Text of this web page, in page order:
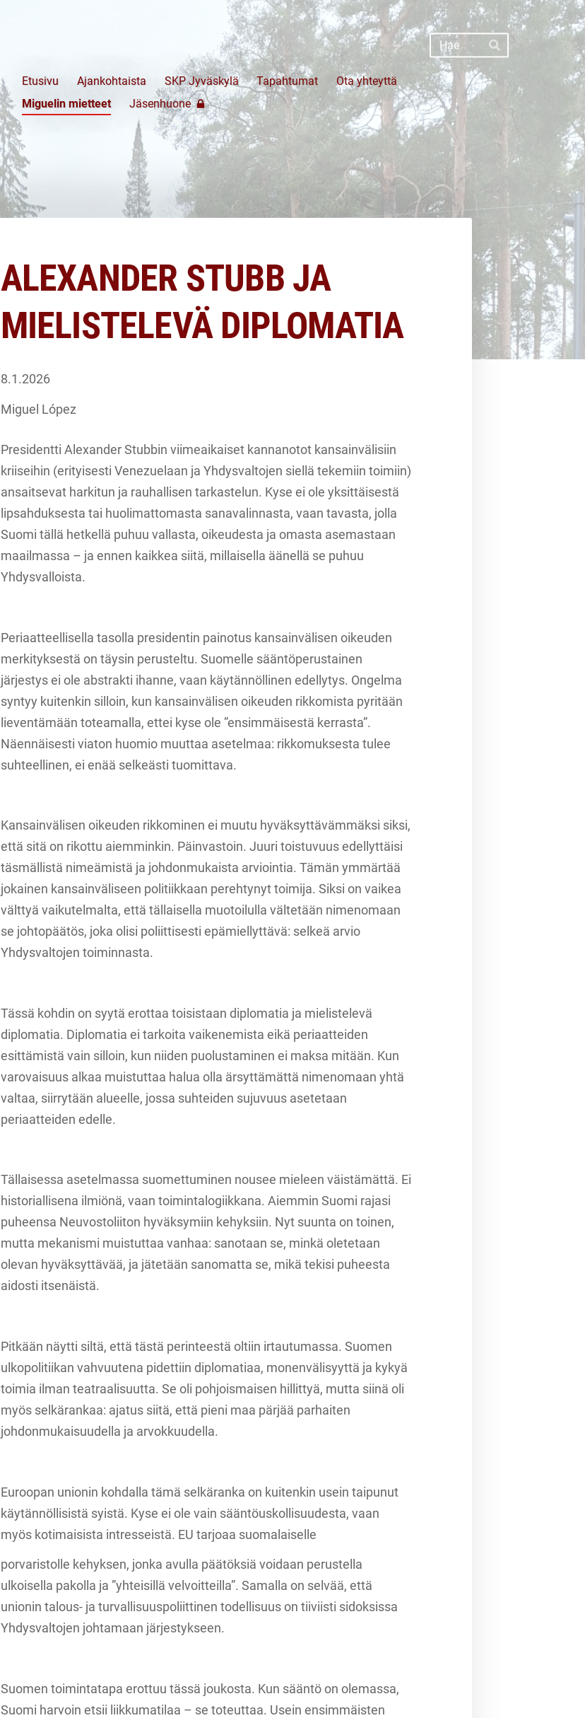
Haku
Hae
Etusivu Ajankohtaista SKP Jyväskylä Tapahtumat
Ota yhteyttä
Miguelin mietteet
Jäsenhuone
ALEXANDER STUBB JA
MIELISTELEVÄ DIPLOMATIA
8.1.2026
Miguel López
Presidentti Alexander Stubbin viimeaikaiset kannanotot kansainvälisiin
kriiseihin (erityisesti Venezuelaan ja Yhdysvaltojen siellä tekemiin toimiin)
ansaitsevat harkitun ja rauhallisen tarkastelun. Kyse ei ole yksittäisestä
lipsahduksesta tai huolimattomasta sanavalinnasta, vaan tavasta, jolla
Suomi tällä hetkellä puhuu vallasta, oikeudesta ja omasta asemastaan
maailmassa – ja ennen kaikkea siitä, millaisella äänellä se puhuu
Yhdysvalloista.
Periaatteellisella tasolla presidentin painotus kansainvälisen oikeuden
merkityksestä on täysin perusteltu. Suomelle sääntöperustainen
järjestys ei ole abstrakti ihanne, vaan käytännöllinen edellytys. Ongelma
syntyy kuitenkin silloin, kun kansainvälisen oikeuden rikkomista pyritään
lieventämään toteamalla, ettei kyse ole ”ensimmäisestä kerrasta”.
Näennäisesti viaton huomio muuttaa asetelmaa: rikkomuksesta tulee
suhteellinen, ei enää selkeästi tuomittava.
Kansainvälisen oikeuden rikkominen ei muutu hyväksyttävämmäksi siksi,
että sitä on rikottu aiemminkin. Päinvastoin. Juuri toistuvuus edellyttäisi
täsmällistä nimeämistä ja johdonmukaista arviointia. Tämän ymmärtää
jokainen kansainväliseen politiikkaan perehtynyt toimija. Siksi on vaikea
välttyä vaikutelmalta, että tällaisella muotoilulla vältetään nimenomaan
se johtopäätös, joka olisi poliittisesti epämiellyttävä: selkeä arvio
Yhdysvaltojen toiminnasta.
Tässä kohdin on syytä erottaa toisistaan diplomatia ja mielistelevä
diplomatia. Diplomatia ei tarkoita vaikenemista eikä periaatteiden
esittämistä vain silloin, kun niiden puolustaminen ei maksa mitään. Kun
varovaisuus alkaa muistuttaa halua olla ärsyttämättä nimenomaan yhtä
valtaa, siirrytään alueelle, jossa suhteiden sujuvuus asetetaan
periaatteiden edelle.
Tällaisessa asetelmassa suomettuminen nousee mieleen väistämättä. Ei
historiallisena ilmiönä, vaan toimintalogiikkana. Aiemmin Suomi rajasi
puheensa Neuvostoliiton hyväksymiin kehyksiin. Nyt suunta on toinen,
mutta mekanismi muistuttaa vanhaa: sanotaan se, minkä oletetaan
olevan hyväksyttävää, ja jätetään sanomatta se, mikä tekisi puheesta
aidosti itsenäistä.
Pitkään näytti siltä, että tästä perinteestä oltiin irtautumassa. Suomen
ulkopolitiikan vahvuutena pidettiin diplomatiaa, monenvälisyyttä ja kykyä
toimia ilman teatraalisuutta. Se oli pohjoismaisen hillittyä, mutta siinä oli
myös selkärankaa: ajatus siitä, että pieni maa pärjää parhaiten
johdonmukaisuudella ja arvokkuudella.
Euroopan unionin kohdalla tämä selkäranka on kuitenkin usein taipunut
käytännöllisistä syistä. Kyse ei ole vain sääntöuskollisuudesta, vaan
myös kotimaisista intresseistä. EU tarjoaa suomalaiselle
porvaristolle kehyksen, jonka avulla päätöksiä voidaan perustella
ulkoisella pakolla ja ”yhteisillä velvoitteilla”. Samalla on selvää, että
unionin talous- ja turvallisuuspoliittinen todellisuus on tiiviisti sidoksissa
Yhdysvaltojen johtamaan järjestykseen.
Suomen toimintatapa erottuu tässä joukosta. Kun sääntö on olemassa,
Suomi harvoin etsii liikkumatilaa – se toteuttaa. Usein ensimmäisten